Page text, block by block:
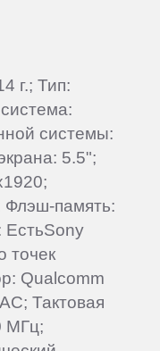
г.; Тип:
системы:
5.5";
Флэш-память:
ЕстьSony
точек
Qualcomm
Тактовая
МГц;